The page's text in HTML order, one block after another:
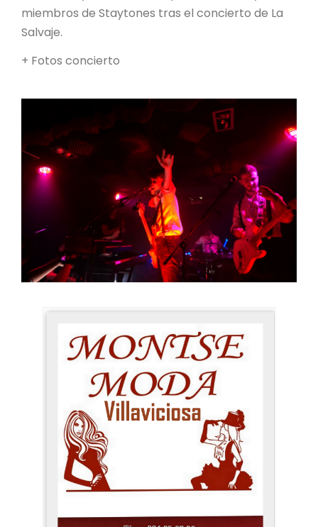
miembros de Staytones tras el concierto de La
Salvaje.
+ Fotos concierto